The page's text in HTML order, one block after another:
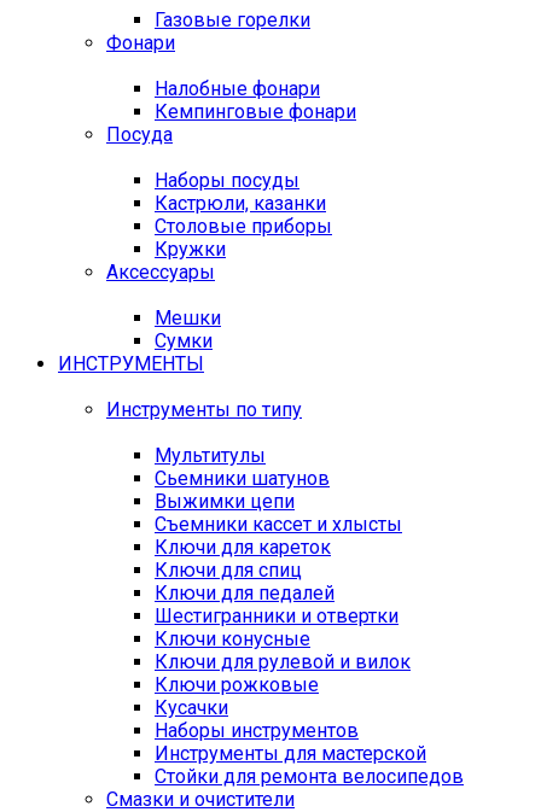
Газовые горелки
Фонари
Налобные фонари
Кемпинговые фонари
Посуда
Наборы посуды
Кастрюли, казанки
Столовые приборы
Кружки
Аксессуары
Мешки
Сумки
ИНСТРУМЕНТЫ
Инструменты по типу
Мультитулы
Сьемники шатунов
Выжимки цепи
Съемники кассет и хлысты
Ключи для кареток
Ключи для спиц
Ключи для педалей
Шестигранники и отвертки
Ключи конусные
Ключи для рулевой и вилок
Ключи рожковые
Кусачки
Наборы инструментов
Инструменты для мастерской
Стойки для ремонта велосипедов
Смазки и очистители